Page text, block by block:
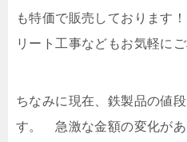
も特価で販売しております
リート工事などもお気軽にご
ちなみに現在、鉄製品の値
す。 急激な金額の変化があ